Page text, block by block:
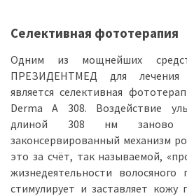
Селективная фототерапия
Одним из мощнейших
ПРЕЗИДЕНТМЕД для лечения
является селективная
Derma A 308. Воздействие
длиной 308 нм заново
законсервированный механизм
это за счёт, так называемой,
жизнедеятельности волосяного
стимулирует и заставляет кожу